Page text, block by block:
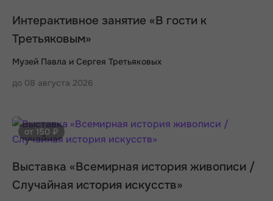
Интерактивное занятие «В гости к
Третьяковым»
Музей Павла и Сергея Третьяковых
до 08 августа 2026
от 150 ₽
Выставка «Всемирная история живописи /
Случайная история искусств»